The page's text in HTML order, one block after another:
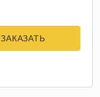
ЗАКАЗАТЬ